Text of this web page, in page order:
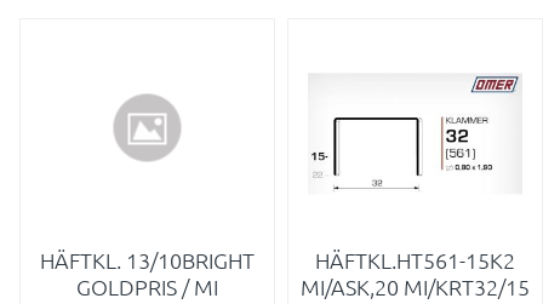
HÄFTKL. 13/10BRIGHT
GOLDPRIS / MI
HÄFTKL.HT561-15K2
MI/ASK,20 MI/KRT32/15